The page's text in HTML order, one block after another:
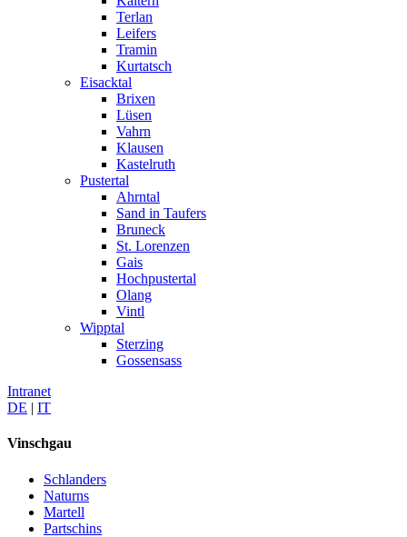
Terlan
Leifers
Tramin
Kurtatsch
Eisacktal
Brixen
Lüsen
Vahrn
Klausen
Kastelruth
Pustertal
Ahrntal
Sand in Taufers
Bruneck
St. Lorenzen
Gais
Hochpustertal
Olang
Vintl
Wipptal
Sterzing
Gossensass
Intranet
DE | IT
Vinschgau
Schlanders
Naturns
Martell
Partschins